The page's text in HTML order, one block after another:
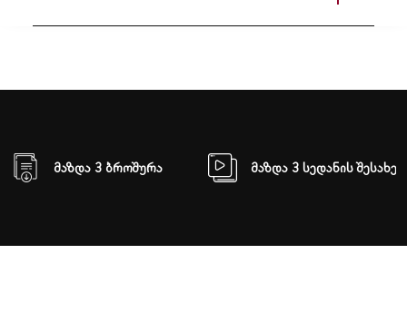
ᲛᲐᲖᲓᲐ 3 ᲑᲠᲝᲨᲣᲠᲐ ᲛᲐᲖᲓᲐ 3 ᲡᲔᲓᲐᲜᲘᲡ ᲨᲔᲡᲐᲮᲔᲑ